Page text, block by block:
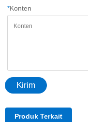
*Konten
Kirim
Produk Terkait